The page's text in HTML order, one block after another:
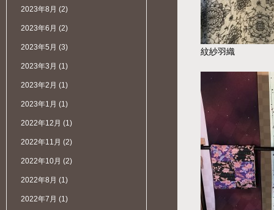
2023年8月 (2)
2023年6月 (2)
2023年5月 (3)
2023年3月 (1)
2023年2月 (1)
2023年1月 (1)
2022年12月 (1)
2022年11月 (2)
2022年10月 (2)
2022年8月 (1)
2022年7月 (1)
紋紗羽織